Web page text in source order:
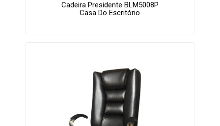
Cadeira Presidente BLM5008P
Casa Do Escritório